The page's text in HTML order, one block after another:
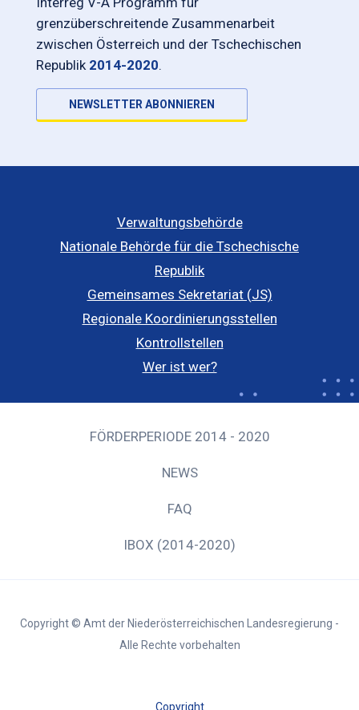
grenzüberschreitende Zusammenarbeit
zwischen Österreich und der Tschechischen
Republik 2014-2020.
NEWSLETTER ABONNIEREN
Verwaltungsbehörde
Nationale Behörde für die Tschechische
Republik
Gemeinsames Sekretariat (JS)
Regionale Koordinierungsstellen
Kontrollstellen
Wer ist wer?
FÖRDERPERIODE 2014 - 2020
NEWS
FAQ
IBOX (2014-2020)
Copyright © Amt der Niederösterreichischen Landesregierung -
Alle Rechte vorbehalten
Copyright